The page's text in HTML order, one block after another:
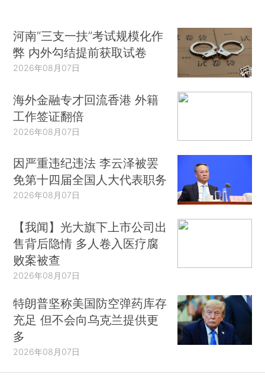
河南“三支一扶”考试规模化作
弊 内外勾结提前获取试卷
2026年08月07日
海外金融专才回流香港 外籍
工作签证翻倍
2026年08月07日
因严重违纪违法 李云泽被罢
免第十四届全国人大代表职务
2026年08月07日
【我闻】光大旗下上市公司出
售背后隐情 多人卷入医疗腐
败案被查
2026年08月07日
特朗普坚称美国防空弹药库存
充足 但不会向乌克兰提供更
多
2026年08月07日